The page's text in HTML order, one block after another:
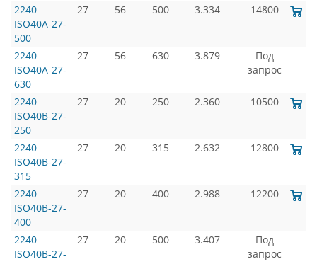
2240
ISO40A-27-
500
27 56 500 3.334 14800
2240
ISO40A-27-
630
27 56 630 3.879
Под
запрос
2240
ISO40B-27-
250
27 20 250 2.360 10500
2240
ISO40B-27-
315
27 20 315 2.632 12800
2240
ISO40B-27-
400
27 20 400 2.988 12200
2240
ISO40B-27-
27 20 500 3.407
Под
запрос